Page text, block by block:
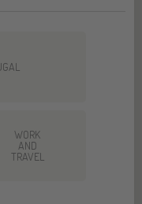
WORK
AND
TRAVEL